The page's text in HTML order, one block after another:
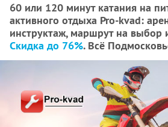
60 или 120 минут катания на
активного отдыха Pro-kvad:
инструктаж, маршрут на выбор
Скидка до 76%. Всё